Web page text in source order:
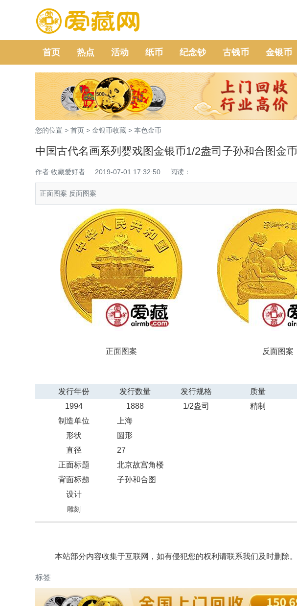
首页 热点 活动 纸币 纪念钞 古钱币 金银币
您的位置 > 首页 > 金银币收藏 > 本色金币
中国古代名画系列婴戏图金银币1/2盎司子孙和合图金币
作者:收藏爱好者 2019-07-01 17:32:50 阅读：
正面图案 反面图案
正面图案 反面图案
发行年份 发行数量 发行规格 质量
1994
1888 1/2盎司 精制
制造单位
上海
形状
圆形
直径
27
正面标题
北京故宫角楼
背面标题
子孙和合图
设计
雕刻
本站部分内容收集于互联网，如有侵犯您的权利请联系我们及时删除。
标签